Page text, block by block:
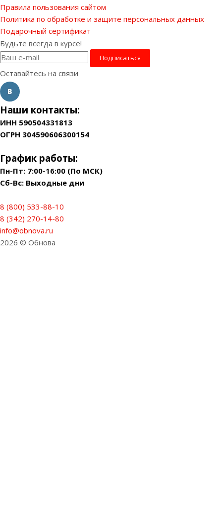
Правила пользования сайтом
Политика по обработке и защите персональных данных
Подарочный сертификат
Будьте всегда в курсе!
Оставайтесь на связи
Наши контакты:
ИНН 590504331813
ОГРН 304590606300154
График работы:
Пн-Пт: 7:00-16:00 (По МСК)
Сб-Вс: Выходные дни
8 (800) 533-88-10
8 (342) 270-14-80
info@obnova.ru
2026 © Обнова